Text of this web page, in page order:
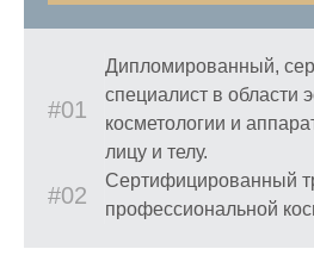
#01
Дипломированный,
специалист в области
косметологии и
лицу и телу.
#02
Сертифицированный
профессиональной